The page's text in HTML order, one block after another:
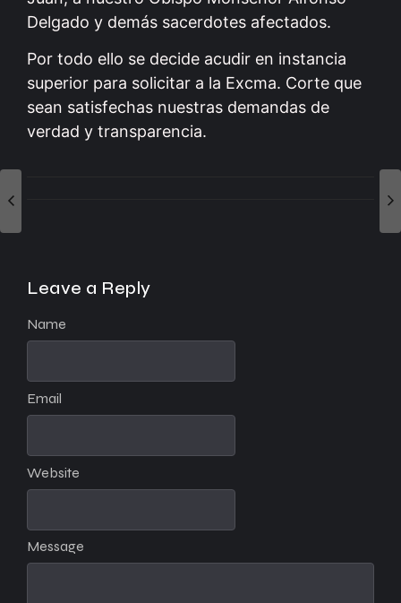
Delgado y demás sacerdotes afectados.
Por todo ello se decide acudir en instancia
superior para solicitar a la Excma. Corte que
sean satisfechas nuestras demandas de
verdad y transparencia.
Leave a Reply
Message
Name
Email
Website